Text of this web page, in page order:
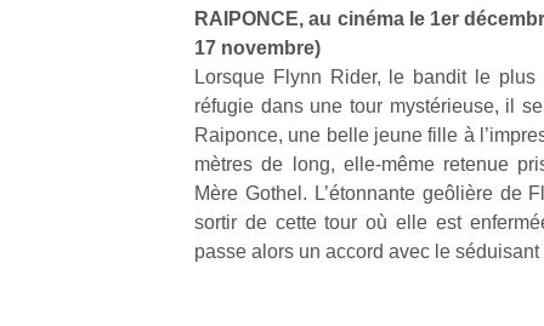
RAIPONCE, au cinéma le 1er
17 novembre)
Lorsque Flynn Rider, le bandit le plus
réfugie dans une tour mystérieuse, il
Raiponce, une belle jeune fille à
mètres de long, elle-même retenue
Mère Gothel. L’étonnante geôlière de
sortir de cette tour où elle est
passe alors un accord avec le
Conjuguer
divertissement,
activité
physique
ou
apprentissage…
enfants